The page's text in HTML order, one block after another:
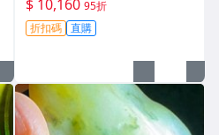
$ 10,160 95折
折扣碼 直購